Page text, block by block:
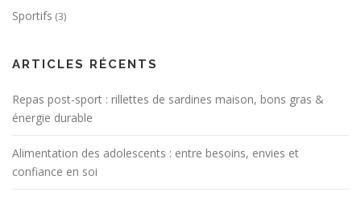
Sportifs (3)
ARTICLES RÉCENTS
Repas post-sport : rillettes de sardines maison, bons gras &
énergie durable
Alimentation des adolescents : entre besoins, envies et
confiance en soi